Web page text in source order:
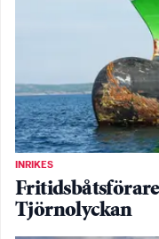
INRIKES
Tjörnolyckan